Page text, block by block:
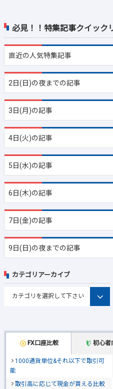
必見！！特集記事クイック
直近の人気特集記事
2日(日)の夜までの記事
3日(月)の記事
4日(火)の記事
5日(水)の記事
6日(木)の記事
7日(金)の記事
9日(日)の夜までの記事
FX口座比較 初心者
1000通貨単位&それ以下で取引可
能
取引高に応じて現金が貰える比較
カテゴリアーカイブ